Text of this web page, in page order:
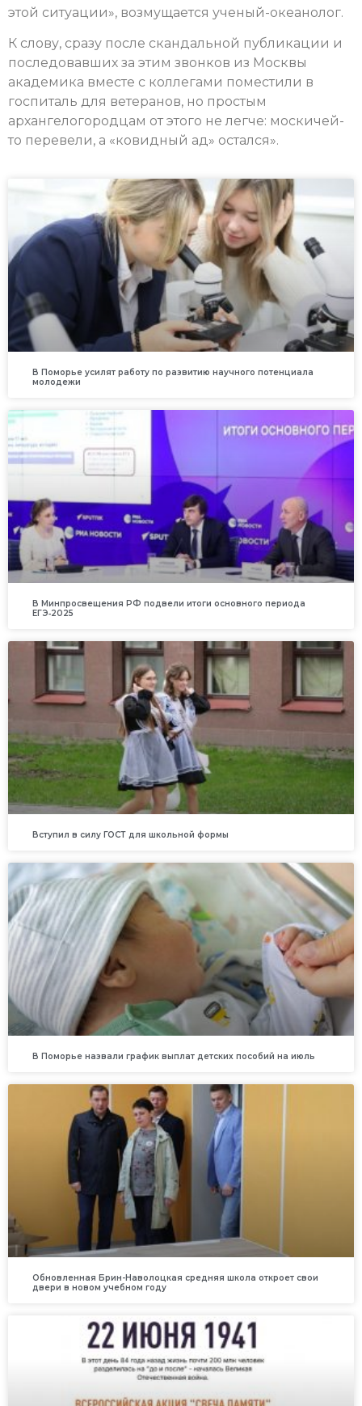
этой ситуации», возмущается ученый-океанолог.
К слову, сразу после скандальной публикации и
последовавших за этим звонков из Москвы
академика вместе с коллегами поместили в
госпиталь для ветеранов, но простым
архангелогородцам от этого не легче: москичей-
то перевели, а «ковидный ад» остался».
В Поморье усилят работу по развитию научного потенциала
молодежи
В Минпросвещения РФ подвели итоги основного периода
ЕГЭ‑2025
Вступил в силу ГОСТ для школьной формы
В Поморье назвали график выплат детских пособий на июль
Обновленная Брин-Наволоцкая средняя школа откроет свои
двери в новом учебном году